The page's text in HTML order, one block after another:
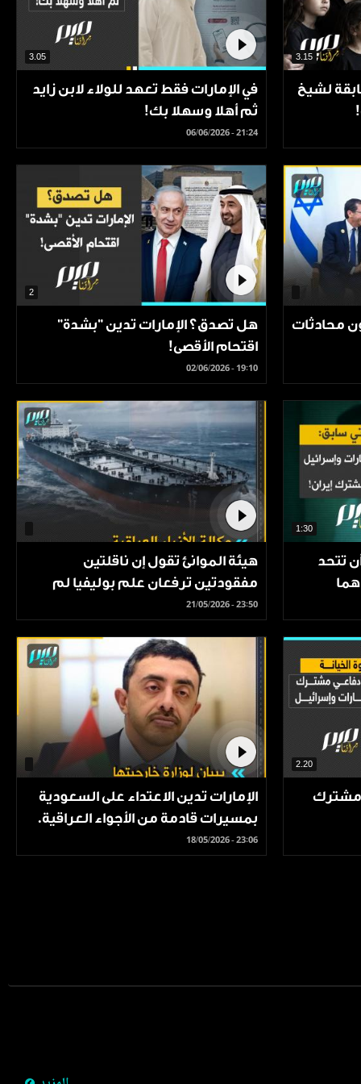
3.15
لشيخ
3.05
في الإمارات فقط تعهد للولاء لابن زايد
ثم أهلا وسهلا بك!
06/06/2026 - 21:24
محادثات
2
هل تصدق؟ الإمارات تدين "بشدة"
اقتحام الأقصى!
02/06/2026 - 19:10
1:30
تتحد
هيئة الموانئ تقول إن ناقلتين
مفقودتين ترفعان علم بوليفيا لم
تدخلا المياه العراقية.
21/05/2026 - 23:50
2.20
مشترك
الإمارات تدين الاعتداء على السعودية
بمسيرات قادمة من الأجواء العراقية.
18/05/2026 - 23:06